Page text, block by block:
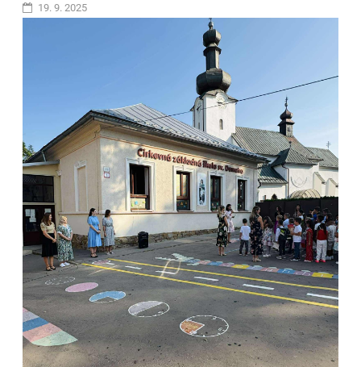
V rámci Dňa vďačnosti sa deti v ŠKD rozhodli vytvoriťStrom
vďačnosti
, ktorý sa stal nádherným symbolom všetkého, čo si vážia.
Každý žiak napísal na farebný lístok niečo, za čo je vďačný – za lásku
rodiny, priateľov, pomoc učiteľov alebo za krásne chvíle, ktoré
prežívajú. Spoločne pripevnili svoje vďaky na strom, ktorý sa
postupne napĺňal pestrými lístkami, plnými pozitívnych a láskavých
myšlienok.
Tento malý projekt bol nielen krásnym umeleckým dielom, ale aj
úžasnou príležitosťou na zamyslenie sa nad tým, aké bohaté
a šťastné máme životy. Deti sa naučili vnímať krásu v každodenných
maličkostiach a uvedomili si, aké dôležité je byť vďačný za všetko,
čo nám prináša radosť. Strom vďačnosti nás všetkých spojil v láske
a úcte k tomu, čo máme.
19. 9. 2025